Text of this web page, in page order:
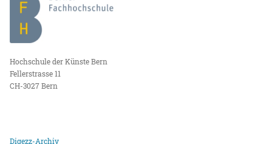
Hochschule der Künste Bern
Fellerstrasse 11
CH-3027 Bern
Digezz-Archiv